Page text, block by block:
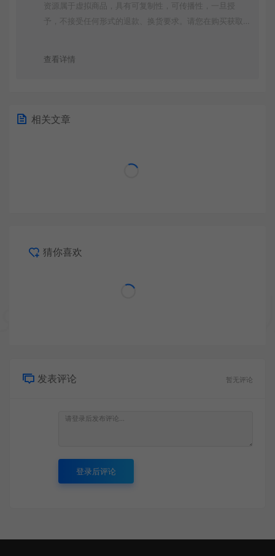
资源属于虚拟商品，具有可复制性，可传播性，一旦授
予，不接受任何形式的退款、换货要求。请您在购买获取
查看详情
相关文章
猜你喜欢
发表评论 暂无评论
登录后评论